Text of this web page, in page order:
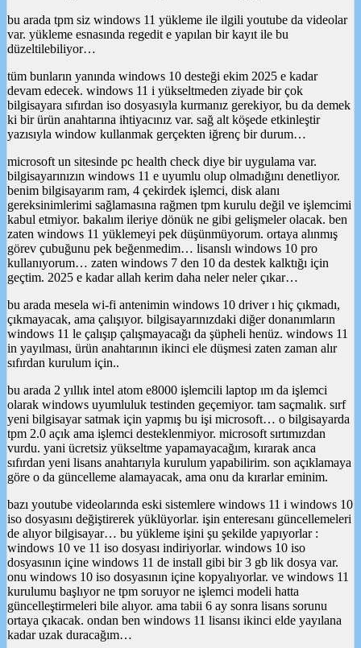
bu arada tpm siz windows 11 yükleme ile ilgili youtube da videolar
var. yükleme esnasında regedit e yapılan bir kayıt ile bu
düzeltilebiliyor…
tüm bunların yanında windows 10 desteği ekim 2025 e kadar
devam edecek. windows 11 i yükseltmeden ziyade bir çok
bilgisayara sıfırdan iso dosyasıyla kurmanız gerekiyor, bu da demek
ki bir ürün anahtarına ihtiyacınız var. sağ alt köşede etkinleştir
yazısıyla window kullanmak gerçekten iğrenç bir durum…
microsoft un sitesinde pc health check diye bir uygulama var.
bilgisayarınızın windows 11 e uyumlu olup olmadığını denetliyor.
benim bilgisayarım ram, 4 çekirdek işlemci, disk alanı
gereksinimlerimi sağlamasına rağmen tpm kurulu değil ve işlemcimi
kabul etmiyor. bakalım ileriye dönük ne gibi gelişmeler olacak. ben
zaten windows 11 yüklemeyi pek düşünmüyorum. ortaya alınmış
görev çubuğunu pek beğenmedim… lisanslı windows 10 pro
kullanıyorum… zaten windows 7 den 10 da destek kalktığı için
geçtim. 2025 e kadar allah kerim daha neler neler çıkar…
bu arada mesela wi-fi antenimin windows 10 driver ı hiç çıkmadı,
çıkmayacak, ama çalışıyor. bilgisayarınızdaki diğer donanımların
windows 11 le çalışıp çalışmayacağı da şüpheli henüz. windows 11
in yayılması, ürün anahtarının ikinci ele düşmesi zaten zaman alır
sıfırdan kurulum için..
bu arada 2 yıllık intel atom e8000 işlemcili laptop ım da işlemci
olarak windows uyumluluk testinden geçemiyor. tam saçmalık. sırf
yeni bilgisayar satmak için yapmış bu işi microsoft… o bilgisayarda
tpm 2.0 açık ama işlemci desteklenmiyor. microsoft sırtımızdan
vurdu. yani ücretsiz yükseltme yapamayacağım, kırarak anca
sıfırdan yeni lisans anahtarıyla kurulum yapabilirim. son açıklamaya
göre o da güncelleme alamayacak, ama onu da kırarlar eminim.
bazı youtube videolarında eski sistemlere windows 11 i windows 10
iso dosyasını değiştirerek yüklüyorlar. işin enteresanı güncellemeleri
de alıyor bilgisayar… bu yükleme işini şu şekilde yapıyorlar :
windows 10 ve 11 iso dosyası indiriyorlar. windows 10 iso
dosyasının içine windows 11 de install gibi bir 3 gb lik dosya var.
onu windows 10 iso dosyasının içine kopyalıyorlar. ve windows 11
kurulumu başlıyor ne tpm soruyor ne işlemci modeli hatta
güncelleştirmeleri bile alıyor. ama tabii 6 ay sonra lisans sorunu
ortaya çıkacak. ondan ben windows 11 lisansı ikinci elde yayılana
kadar uzak duracağım…